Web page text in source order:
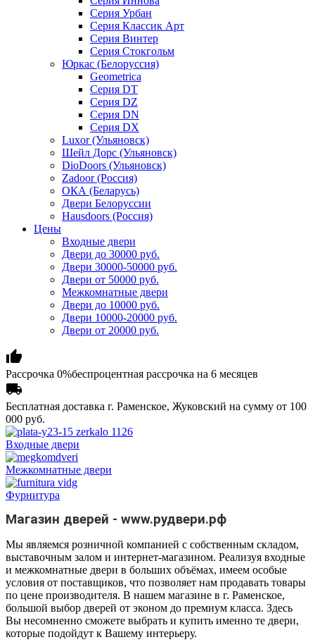
Серия Урбан
Серия Классик Арт
Серия Винтер
Серия Стокгольм
Юркас (Белоруссия)
Geometrica
Серия DT
Серия DZ
Серия DN
Серия DX
Luxor (Ульяновск)
Шейл Дорс (Ульяновск)
DioDoors (Ульяновск)
Zadoor (Россия)
ОКА (Беларусь)
Двери Белоруссии
Hausdoors (Россия)
Цены
Входные двери
Двери до 30000 руб.
Двери 30000-50000 руб.
Двери от 50000 руб.
Межкомнатные двери
Двери до 10000 руб.
Двери 10000-20000 руб.
Двери от 20000 руб.
thumb_up
Рассрочка 0%беспроцентная рассрочка на 6 месяцев

Бесплатная доставка г. Раменское, Жуковский на сумму от 100
000 руб.
Входные двери
Межкомнатные двери
Фурнитура
Магазин дверей - www.рудвери.рф
Мы являемся розничной компанией с собственным складом,
выставочным залом и интернет-магазином. Реализуя входные
и межкомнатные двери в больших объёмах, имеем особые
условия от поставщиков, что позволяет нам продавать товары
по цене производителя. В нашем магазине в г. Раменское,
большой выбор дверей от эконом до премиум класса. Здесь
Вы несомненно сможете выбрать и купить именно те двери,
которые подойдут к Вашему интерьеру.